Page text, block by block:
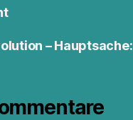
– Hauptsache: